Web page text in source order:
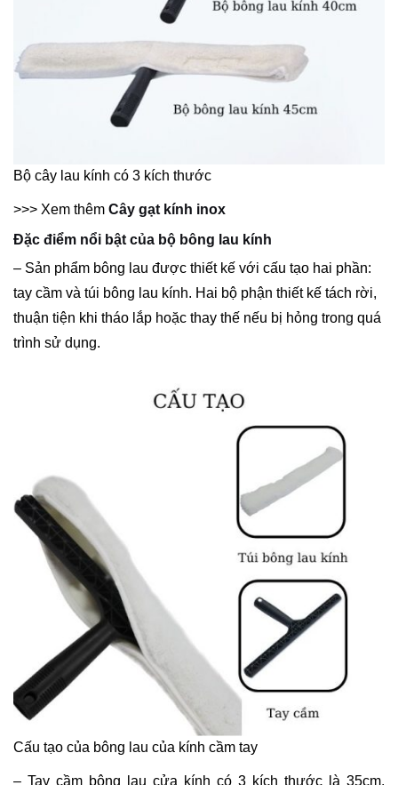
Bộ cây lau kính có 3 kích thước
>>> Xem thêm Cây gạt kính inox
Đặc điểm nổi bật của bộ bông lau kính
– Sản phẩm bông lau được thiết kế với cấu tạo hai phần:
tay cầm và túi bông lau kính. Hai bộ phận thiết kế tách rời,
thuận tiện khi tháo lắp hoặc thay thế nếu bị hỏng trong quá
trình sử dụng.
Cấu tạo của bông lau của kính cầm tay
– Tay cầm bông lau cửa kính có 3 kích thước là 35cm,